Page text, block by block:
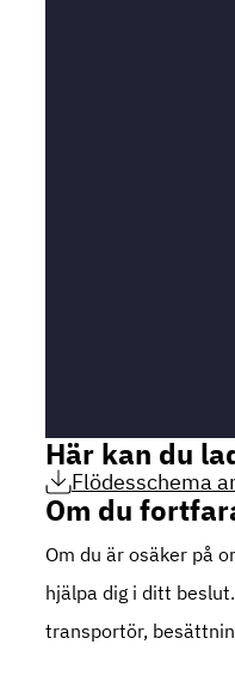
Här kan du
Flödesschema
Om du
Om du är osäker på
hjälpa dig i ditt
transportör,